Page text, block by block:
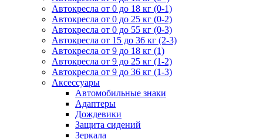
Автокресла от 0 до 18 кг (0-1)
Автокресла от 0 до 25 кг (0-2)
Автокресла от 0 до 55 кг (0-3)
Автокресла от 15 до 36 кг (2-3)
Автокресла от 9 до 18 кг (1)
Автокресла от 9 до 25 кг (1-2)
Автокресла от 9 до 36 кг (1-3)
Аксессуары
Автомобильные знаки
Адаптеры
Дождевики
Защита сидений
Зеркала